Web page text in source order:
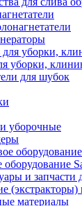
уборки,
для шубок
уборочные
и запчасти
(экстракторы)